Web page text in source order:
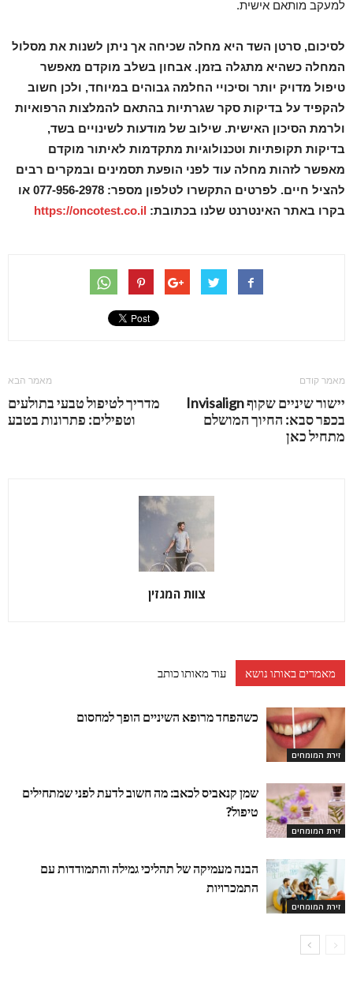
למעקב מותאם אישית.
לסיכום, סרטן השד היא מחלה שכיחה אך ניתן לשנות את מסלול
המחלה כשהיא מתגלה בזמן. אבחון בשלב מוקדם מאפשר
טיפול מדויק יותר וסיכויי החלמה גבוהים במיוחד, ולכן חשוב
להקפיד על בדיקות סקר שגרתיות בהתאם להמלצות הרפואיות
ולרמת הסיכון האישית. שילוב של מודעות לשינויים בשד,
בדיקות תקופתיות וטכנולוגיות מתקדמות לאיתור מוקדם
מאפשר לזהות מחלה עוד לפני הופעת תסמינים ובמקרים רבים
להציל חיים.
לפרטים התקשרו לטלפון מספר: 077-956-2978 או
בקרו באתר האינטרנט שלנו בכתובת: https://oncotest.co.il
מאמר קודם
יישור שיניים שקוף Invisalign
בכפר סבא: החיוך המושלם
מתחיל כאן
מאמר הבא
מדריך לטיפול טבעי בתולעים
וטפילים: פתרונות בטבע
צוות המגזין
מאמרים באותו נושא עוד מאותו כותב
זירת המומחים
כשהפחד מרופא השיניים הופך למחסום
זירת המומחים
שמן קנאביס לכאב: מה חשוב לדעת לפני שמתחילים
טיפול?
זירת המומחים
הבנה מעמיקה של תהליכי גמילה והתמודדות עם
התמכרויות